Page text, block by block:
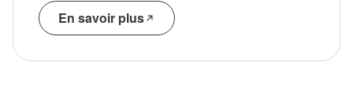
En savoir plus